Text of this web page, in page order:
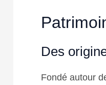
Des
Fondé autour